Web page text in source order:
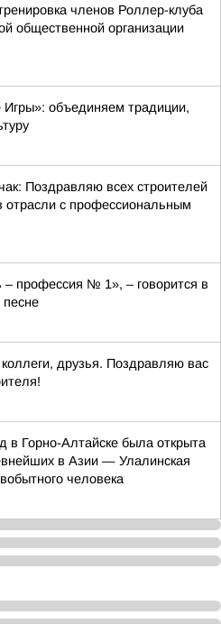
членов Роллер-клуба
общественной организации
Игры»: объединяем традиции,
Поздравляю всех строителей
отрасли с профессиональным
– профессия № 1», – говорится в
песне
друзья. Поздравляю вас
в Горно-Алтайске была открыта
в Азии — Улалинская
человека